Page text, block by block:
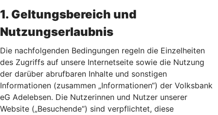
1. Geltungsbereich und
Nutzungserlaubnis
Die nachfolgenden Bedingungen regeln die Einzelheiten
des Zugriffs auf unsere Internetseite sowie die Nutzung
der darüber abrufbaren Inhalte und sonstigen
Informationen (zusammen „Informationen“) der Volksbank
eG Adelebsen. Die Nutzerinnen und Nutzer unserer
Website („Besuchende“) sind verpflichtet, diese